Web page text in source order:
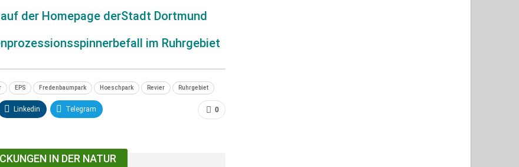
der Homepage derStadt Dortmund
im Ruhrgebiet
EPS Fredenbaumpark Hoeschpark Revier Ruhrgebiet
0
Linkedin Telegram
IN DER NATUR